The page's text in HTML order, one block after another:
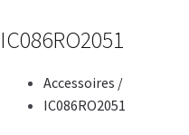
IC086RO2051
Accessoires /
IC086RO2051